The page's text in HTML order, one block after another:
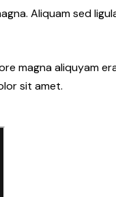
Aliquam sed
magna aliquyam
sit amet.